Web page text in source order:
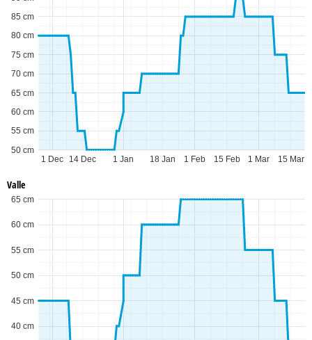
1 Dec 1 Jan 1 Feb 1 Mar
14 Dec 18 Jan 15 Feb 15 Mar
50 cm
55 cm
60 cm
65 cm
70 cm
75 cm
80 cm
85 cm
Valle
40 cm
45 cm
50 cm
55 cm
60 cm
65 cm